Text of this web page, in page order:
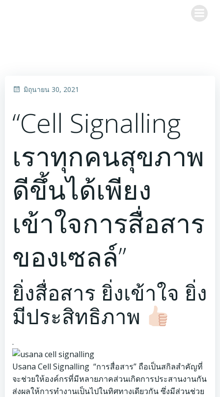
มิถุนายน 30, 2021
“Cell Signalling
เราทุกคนสุขภาพ
ดีขึ้นได้เพียง
เข้าใจการสื่อสาร
ของเซลล์”
ยิ่งสื่อสาร ยิ่งเข้าใจ ยิ่ง
มีประสิทธิภาพ
.
Usana Cell Signalling “การสื่อสาร” ถือเป็นสกิลสำคัญที่
จะช่วยให้องค์กรที่มีหลายภาคส่วนเกิดการประสานงานกัน
ส่งผลให้การทำงานเป็นไปในทิศทางเดียวกัน ซึ่งมีส่วนช่วย